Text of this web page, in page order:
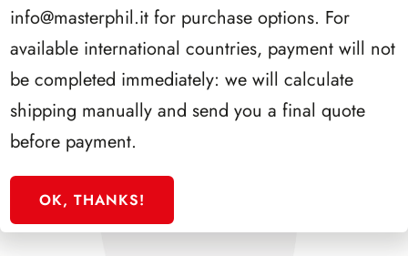
info@masterphil.it for purchase options. For
available international countries, payment will not
be completed immediately: we will calculate
shipping manually and send you a final quote
before payment.
OK, THANKS!